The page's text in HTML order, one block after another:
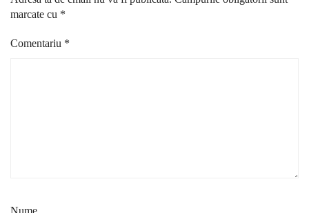
marcate cu *
Comentariu *